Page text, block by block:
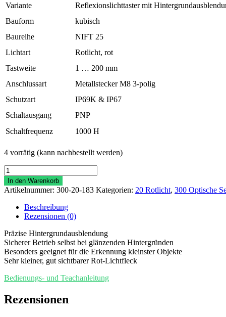
Variante
Reflexionslichttaster mit
Bauform
kubisch
Baureihe
NIFT 25
Lichtart
Rotlicht, rot
Tastweite
1 … 200 mm
Anschlussart
Metallstecker M8 3-polig
Schutzart
IP69K & IP67
Schaltausgang
PNP
Schaltfrequenz
1000 H
4 vorrätig (kann nachbestellt werden)
Rotlicht-
Sensor
NIFT25-
Menge
In den Warenkorb
Artikelnummer: 300-20-183 Kategorien: 20 Rotlicht, 300 Optische
Beschreibung
Rezensionen (0)
Präzise Hintergrundausblendung
Sicherer Betrieb selbst bei glänzenden Hintergründen
Besonders geeignet für die Erkennung kleinster Objekte
Sehr kleiner, gut sichtbarer Rot-Lichtfleck
Bedienungs- und Teachanleitung
Rezensionen